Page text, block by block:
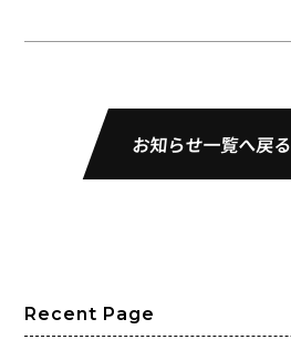
お知らせ一覧へ戻る
Recent Page